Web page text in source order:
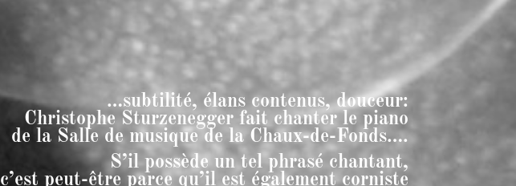
…subtilité, élans contenus, douceur:
Christophe Sturzenegger fait chanter le piano
de la Salle de musique de la Chaux-de-Fonds….
S’il possède un tel phrasé chantant,
c’est peut-être parce qu’il est également corniste